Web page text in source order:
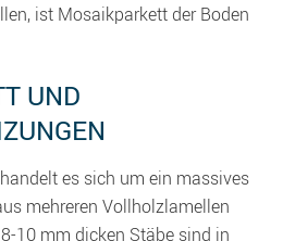
ist Mosaikparkett der Boden
UND
es sich um ein massives
mehreren Vollholzlamellen
10 mm dicken Stäbe sind in